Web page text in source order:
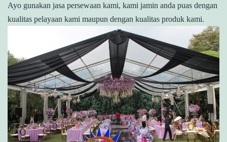
Ayo gunakan jasa persewaan kami, kami jamin anda puas dengan
kualitas pelayaan kami maupun dengan kualitas produk kami.